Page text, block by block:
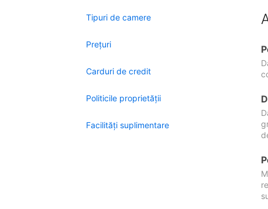
Tipuri de camere
Preţuri
Carduri de credit
Politicile proprietății
Facilităţi suplimentare